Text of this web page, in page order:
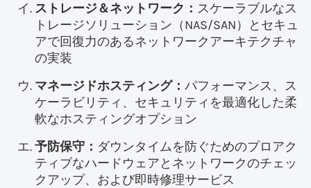
ストレージ＆ネットワーク： スケーラブルなス
トレージソリューション（NAS/SAN）とセキュ
アで回復力のあるネットワークアーキテクチャ
の実装
マネージドホスティング： パフォーマンス、ス
ケーラビリティ、セキュリティを最適化した柔
軟なホスティングオプション
予防保守： ダウンタイムを防ぐためのプロアク
ティブなハードウェアとネットワークのチェッ
クアップ、および即時修理サービス